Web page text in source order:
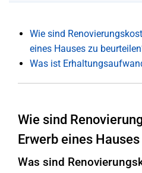
Wie sind
eines Hauses zu
Was ist
Wie sind
Erwerb eines
Was sind